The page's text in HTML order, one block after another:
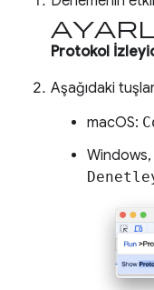
Protokol
Aşağıdaki
macOS:
Windows,